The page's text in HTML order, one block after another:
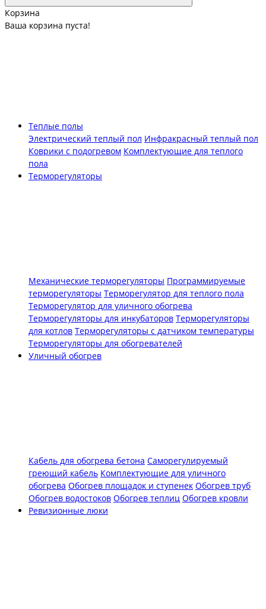
Корзина
Ваша корзина пуста!
Теплые полы
Электрический теплый пол Инфракрасный теплый пол
Коврики с подогревом Комплектующие для теплого
пола
Терморегуляторы
Механические терморегуляторы Программируемые
терморегуляторы Терморегулятор для теплого пола
Терморегулятор для уличного обогрева
Терморегуляторы для инкубаторов Терморегуляторы
для котлов Терморегуляторы с датчиком температуры
Терморегуляторы для обогревателей
Уличный обогрев
Кабель для обогрева бетона Саморегулируемый
греющий кабель Комплектующие для уличного
обогрева Обогрев площадок и ступенек Обогрев труб
Обогрев водостоков Обогрев теплиц Обогрев кровли
Ревизионные люки